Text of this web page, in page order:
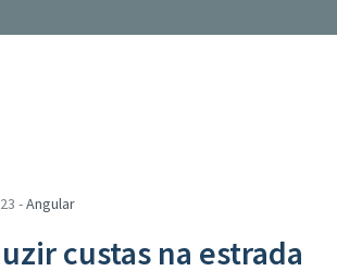
-Angular
custas na estrada